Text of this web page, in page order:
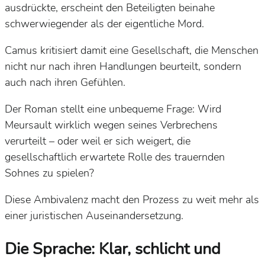
ausdrückte, erscheint den Beteiligten beinahe
schwerwiegender als der eigentliche Mord.
Camus kritisiert damit eine Gesellschaft, die Menschen
nicht nur nach ihren Handlungen beurteilt, sondern
auch nach ihren Gefühlen.
Der Roman stellt eine unbequeme Frage: Wird
Meursault wirklich wegen seines Verbrechens
verurteilt – oder weil er sich weigert, die
gesellschaftlich erwartete Rolle des trauernden
Sohnes zu spielen?
Diese Ambivalenz macht den Prozess zu weit mehr als
einer juristischen Auseinandersetzung.
Die Sprache: Klar, schlicht und